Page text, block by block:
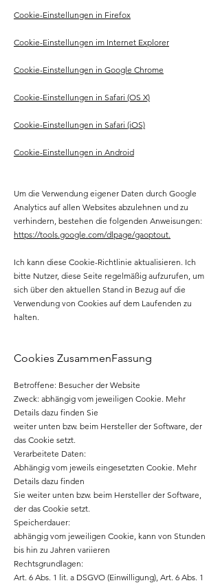
Cookie-Einstellungen in Firefox
Cookie-Einstellungen im Internet Explorer
Cookie-Einstellungen in Google Chrome
Cookie-Einstellungen in Safari (OS X)
Cookie-Einstellungen in Safari (iOS)
Cookie-Einstellungen in Android
Um die Verwendung eigener Daten durch Google
Analytics auf allen Websites abzulehnen und zu
verhindern, bestehen die folgenden Anweisungen:
https://tools.google.com/dlpage/gaoptout.
Ich kann diese Cookie-Richtlinie aktualisieren. Ich
bitte Nutzer, diese Seite regelmäßig aufzurufen, um
sich über den aktuellen Stand in Bezug auf die
Verwendung von Cookies auf dem Laufenden zu
halten.
Cookies ZusammenFassung
Betroffene: Besucher der Website
Zweck: abhängig vom jeweiligen Cookie. Mehr
Details dazu finden Sie
weiter unten bzw. beim Hersteller der Software, der
das Cookie setzt.
Verarbeitete Daten:
Abhängig vom jeweils eingesetzten Cookie. Mehr
Details dazu finden
Sie weiter unten bzw. beim Hersteller der Software,
der das Cookie setzt.
Speicherdauer:
abhängig vom jeweiligen Cookie, kann von Stunden
bis hin zu Jahren variieren
Rechtsgrundlagen:
Art. 6 Abs. 1 lit. a DSGVO (Einwilligung), Art. 6 Abs. 1